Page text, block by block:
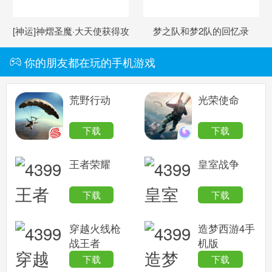
[神运]神熠圣魔·大天使获得攻
梦之队和梦2队的回忆录
你的朋友都在玩的手机游戏
荒野行动
下载
光荣使命
下载
王者荣耀
下载
皇室战争
下载
穿越火线枪
战王者
下载
造梦西游4手
机版
下载